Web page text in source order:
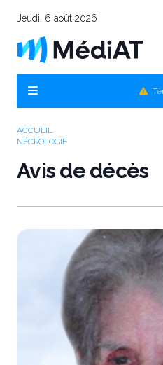
Jeudi, 6 août 2026
ACCUEIL
NÉCROLOGIE
Avis de décès